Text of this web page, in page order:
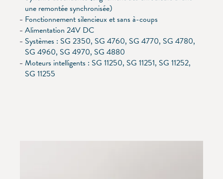
une remontée synchronisée)
Fonctionnement silencieux et sans à-coups
Alimentation 24V DC
Systèmes : SG 2350, SG 4760, SG 4770, SG 4780,
SG 4960, SG 4970, SG 4880
Moteurs intelligents : SG 11250, SG 11251, SG 11252,
SG 11255